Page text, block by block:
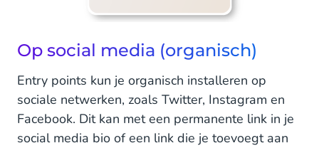
Op social media (organisch)
Entry points kun je organisch installeren op
sociale netwerken, zoals Twitter, Instagram en
Facebook. Dit kan met een permanente link in je
social media bio of een link die je toevoegt aan